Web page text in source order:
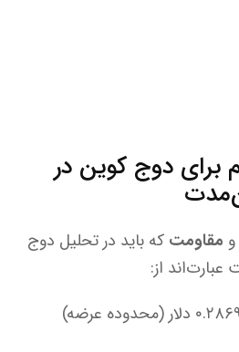
دوج کوین در
و مقاومت که باید در تحلیل دوج
از: